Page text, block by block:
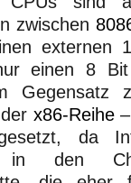
zwischen
externen
einen 8
Gegensatz
x86-Reihe–
da
in den